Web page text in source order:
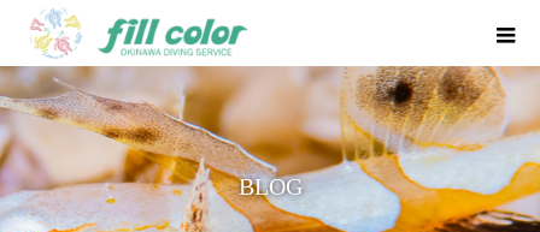
BLOG